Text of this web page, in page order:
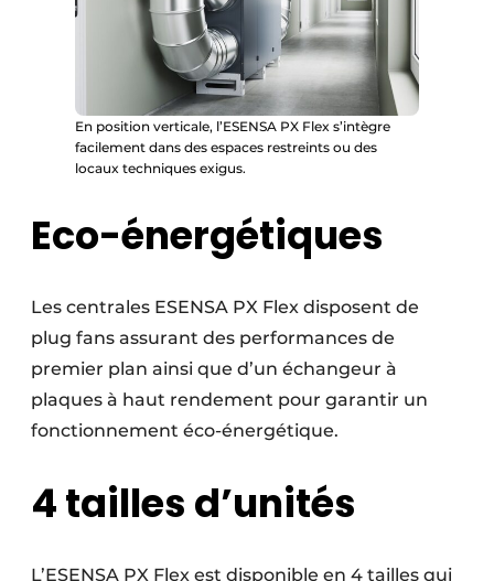
En position verticale, l’ESENSA PX Flex s’intègre
facilement dans des espaces restreints ou des
locaux techniques exigus.
Eco-énergétiques
Les centrales ESENSA PX Flex disposent de
plug fans assurant des performances de
premier plan ainsi que d’un échangeur à
plaques à haut rendement pour garantir un
fonctionnement éco-énergétique.
4 tailles d’unités
L’ESENSA PX Flex est disponible en 4 tailles qui